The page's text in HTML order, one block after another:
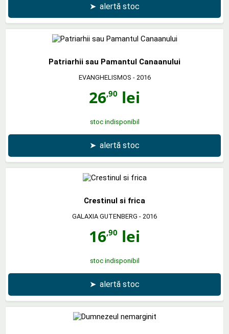
➤ alertă stoc
Patriarhii sau Pamantul Canaanului
EVANGHELISMOS - 2016
26,90 lei
stoc indisponibil
➤ alertă stoc
Crestinul si frica
GALAXIA GUTENBERG - 2016
16,90 lei
stoc indisponibil
➤ alertă stoc